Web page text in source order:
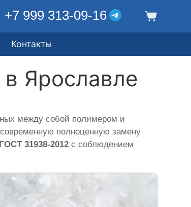
+7 999 313-09-16
Контакты
Ярославле
между собой полимером и
современную полноценную замену
ГОСТ 31938-2012 с соблюдением